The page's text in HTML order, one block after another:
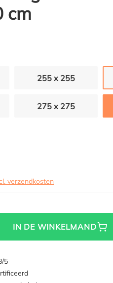
cm
255 x 255
275 x 275
verzendkosten
IN DE WINKELMAND
5